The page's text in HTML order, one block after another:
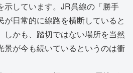
示しています。JR呉線の「勝手
が日常的に線路を横断していると
しかも、踏切ではない場所を当然
景が今も続いているというのは衝